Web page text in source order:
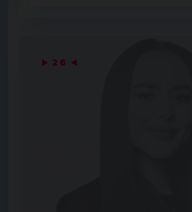
▶ 26 ◀